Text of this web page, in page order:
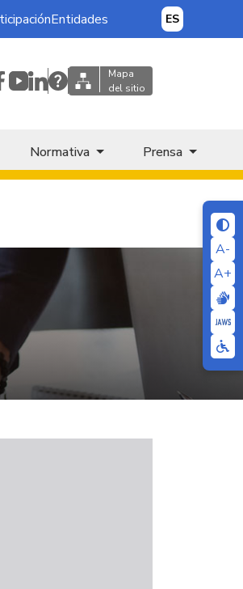
A-
A+
Entidades ES
Mapa
del sitio
Normativa Prensa